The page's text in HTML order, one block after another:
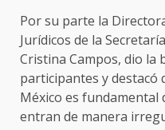
Por su parte la
Jurídicos de la
Cristina Campos, dio la
participantes y destacó
México es fundamental
entran de manera